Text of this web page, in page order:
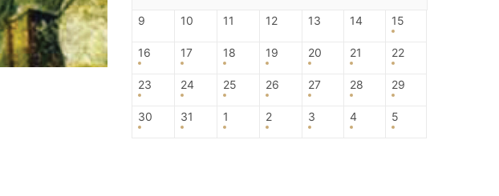
9 10 11 12 13 14 15
16 17 18 19 20 21 22
23 24 25 26 27 28 29
30 31 1 2 3 4 5